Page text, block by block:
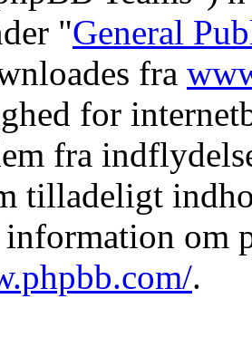
"General
fra
for
fra
tilladeligt
om
.